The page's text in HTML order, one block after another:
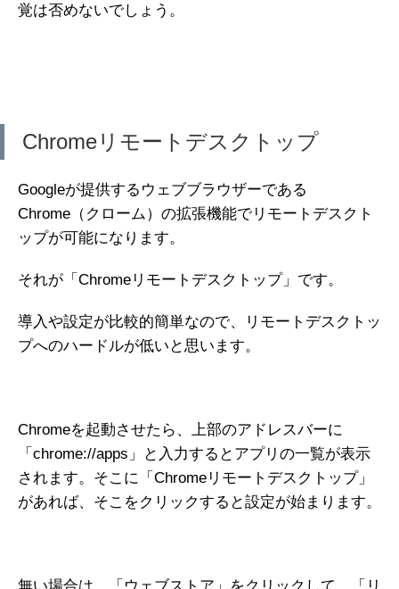
覚は否めないでしょう。
Chromeリモートデスクトップ
Googleが提供するウェブブラウザーである
Chrome（クローム）の拡張機能でリモートデスクト
ップが可能になります。
それが「Chromeリモートデスクトップ」です。
導入や設定が比較的簡単なので、リモートデスクトッ
プへのハードルが低いと思います。
Chromeを起動させたら、上部のアドレスバーに
「chrome://apps」と入力するとアプリの一覧が表示
されます。そこに「Chromeリモートデスクトップ」
があれば、そこをクリックすると設定が始まります。
無い場合は、「ウェブストア」をクリックして、「リ